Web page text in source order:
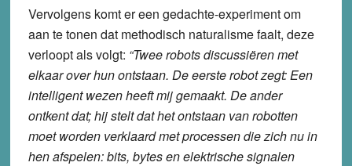
Vervolgens komt er een gedachte-experiment om
aan te tonen dat methodisch naturalisme faalt, deze
verloopt als volgt: “Twee robots discussiëren met
elkaar over hun ontstaan. De eerste robot zegt: Een
intelligent wezen heeft mij gemaakt. De ander
ontkent dat; hij stelt dat het ontstaan van robotten
moet worden verklaard met processen die zich nu in
hen afspelen: bits, bytes en elektrische signalen